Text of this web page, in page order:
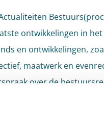
ontwikkelingen in
en ontwikkelingen,
maatwerk en
over de